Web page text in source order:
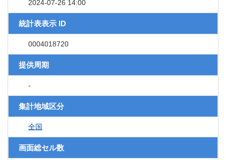
2024-07-26 14:00
統計表表示 ID
0004018720
提供周期
-
集計地域区分
全国
画面総セル数